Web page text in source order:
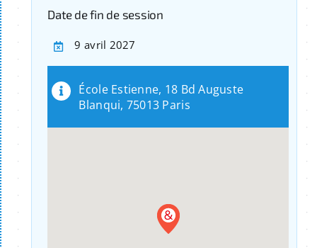
Date de fin de session
9 avril 2027
École Estienne, 18 Bd Auguste
Blanqui, 75013 Paris